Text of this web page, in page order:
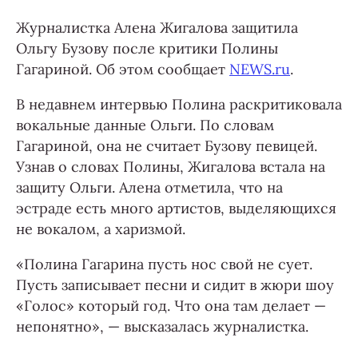
Журналистка Алена Жигалова защитила
Ольгу Бузову после критики Полины
Гагариной. Об этом сообщает NEWS.ru.
В недавнем интервью Полина раскритиковала
вокальные данные Ольги. По словам
Гагариной, она не считает Бузову певицей.
Узнав о словах Полины, Жигалова встала на
защиту Ольги. Алена отметила, что на
эстраде есть много артистов, выделяющихся
не вокалом, а харизмой.
«Полина Гагарина пусть нос свой не сует.
Пусть записывает песни и сидит в жюри шоу
«Голос» который год. Что она там делает —
непонятно», — высказалась журналистка.